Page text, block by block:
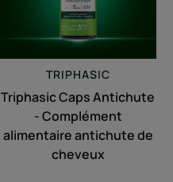
alimentaire
antichute
de
cheveux
TRIPHASIC
Triphasic Caps Antichute
- Complément
alimentaire antichute de
cheveux